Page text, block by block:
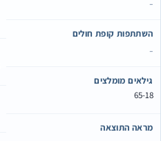
השתתפות קופת חולים
-
גילאים מומלצים
65-18
מראה התוצאה